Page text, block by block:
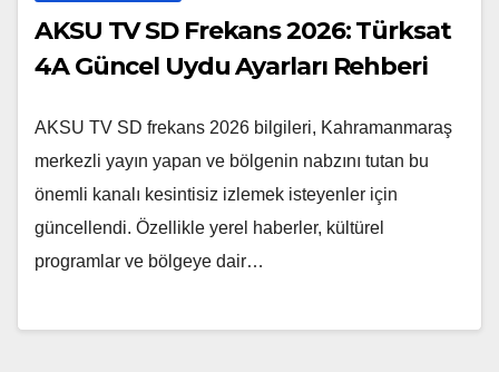
AKSU TV SD Frekans 2026: Türksat
4A Güncel Uydu Ayarları Rehberi
AKSU TV SD frekans 2026 bilgileri, Kahramanmaraş
merkezli yayın yapan ve bölgenin nabzını tutan bu
önemli kanalı kesintisiz izlemek isteyenler için
güncellendi. Özellikle yerel haberler, kültürel
programlar ve bölgeye dair…